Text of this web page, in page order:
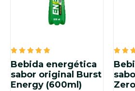
Valorado
en
5.00
de 5
Bebida energética
sabor original Burst
Energy (600ml)
en
5.00
de 5